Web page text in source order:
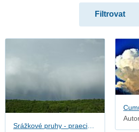
Srážkové pruhy - praecipitatio